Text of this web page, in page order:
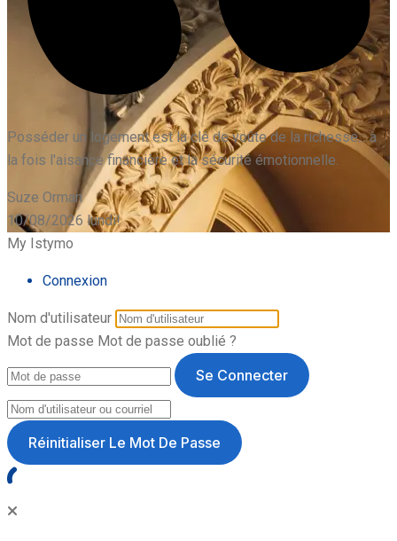
Posséder un logement est la clé de voûte de la richesse... à
la fois l'aisance financière et la sécurité émotionnelle.
Suze Orman
10/08/2026 lundi!
My Istymo
Connexion
Nom d'utilisateur
Mot de passe Mot de passe oublié ?
Se Connecter
Réinitialiser Le Mot De Passe